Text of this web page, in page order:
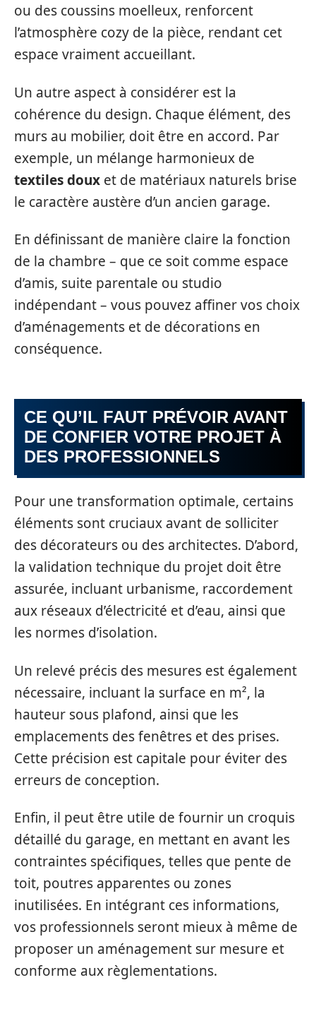
ou des coussins moelleux, renforcent
l’atmosphère cozy de la pièce, rendant cet
espace vraiment accueillant.
Un autre aspect à considérer est la
cohérence du design. Chaque élément, des
murs au mobilier, doit être en accord. Par
exemple, un mélange harmonieux de
textiles doux et de matériaux naturels brise
le caractère austère d’un ancien garage.
En définissant de manière claire la fonction
de la chambre – que ce soit comme espace
d’amis, suite parentale ou studio
indépendant – vous pouvez affiner vos choix
d’aménagements et de décorations en
conséquence.
CE QU’IL FAUT PRÉVOIR AVANT
DE CONFIER VOTRE PROJET À
DES PROFESSIONNELS
Pour une transformation optimale, certains
éléments sont cruciaux avant de solliciter
des décorateurs ou des architectes. D’abord,
la validation technique du projet doit être
assurée, incluant urbanisme, raccordement
aux réseaux d’électricité et d’eau, ainsi que
les normes d’isolation.
Un relevé précis des mesures est également
nécessaire, incluant la surface en m², la
hauteur sous plafond, ainsi que les
emplacements des fenêtres et des prises.
Cette précision est capitale pour éviter des
erreurs de conception.
Enfin, il peut être utile de fournir un croquis
détaillé du garage, en mettant en avant les
contraintes spécifiques, telles que pente de
toit, poutres apparentes ou zones
inutilisées. En intégrant ces informations,
vos professionnels seront mieux à même de
proposer un aménagement sur mesure et
conforme aux règlementations.